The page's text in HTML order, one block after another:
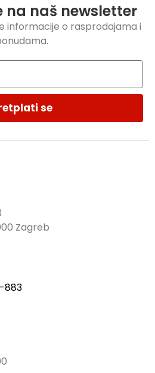
na naš newsletter
informacije o rasprodajama i
se
Zagreb
883